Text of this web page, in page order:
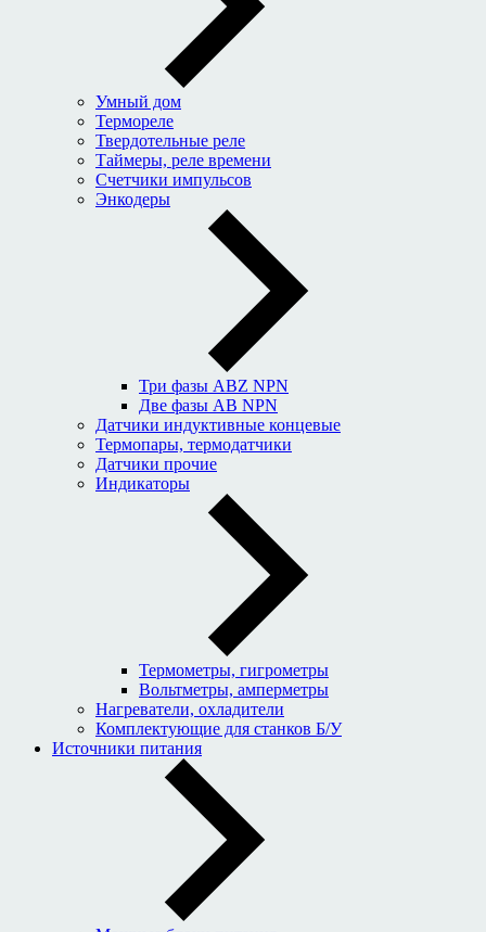
Умный дом
Термореле
Твердотельные реле
Таймеры, реле времени
Счетчики импульсов
Энкодеры
Три фазы ABZ NPN
Две фазы AB NPN
Датчики индуктивные концевые
Термопары, термодатчики
Датчики прочие
Индикаторы
Термометры, гигрометры
Вольтметры, амперметры
Нагреватели, охладители
Комплектующие для станков Б/У
Источники питания